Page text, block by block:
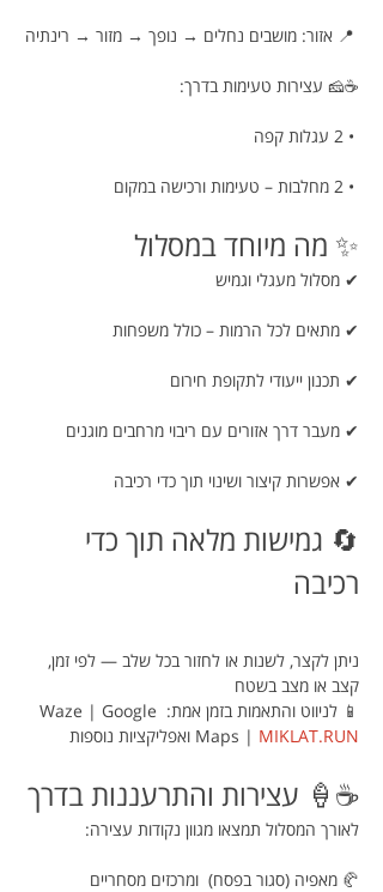
☕🧀 עצירות טעימות בדרך:
✨ מה מיוחד במסלול
✔ מסלול מעגלי וגמיש
✔ מתאים לכל הרמות – כולל משפחות
✔ תכנון ייעודי לתקופת חירום
✔ מעבר דרך אזורים עם ריבוי מרחבים מוגנים
✔ אפשרות קיצור ושינוי תוך כדי רכיבה
🔄 גמישות מלאה תוך כדי
רכיבה
ניתן לקצר, לשנות או לחזור בכל שלב — לפי זמן,
קצב או מצב בשטח
📱 לניווט והתאמות בזמן אמת: Waze | Google
Maps | MIKLAT.RUN ואפליקציות נוספות
☕🍦 עצירות והתרעננות בדרך
לאורך המסלול תמצאו מגוון נקודות עצירה:
🥐 מאפיה (סגור בפסח)  ומרכזים מסחריים